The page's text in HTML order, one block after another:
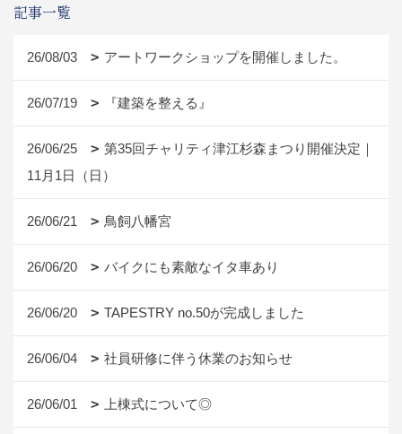
記事一覧
26/08/03 アートワークショップを開催しました。
26/07/19 『建築を整える』
26/06/25
第35回チャリティ津江杉森まつり開催決定｜
11月1日（日）
26/06/21 鳥飼八幡宮
26/06/20 バイクにも素敵なイタ車あり
26/06/20 TAPESTRY no.50が完成しました
26/06/04 社員研修に伴う休業のお知らせ
26/06/01 上棟式について◎